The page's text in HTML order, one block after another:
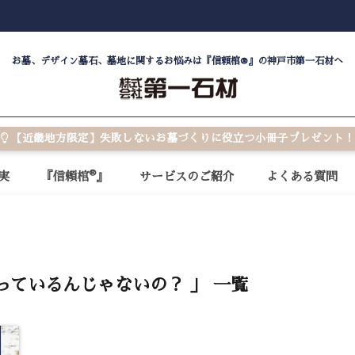
お墓、デザイン墓石、墓地に関するお悩みは『信頼棺®』の神戸市第一石材へ
【近畿地方限定】失敗しないお墓づくりに役立つ小冊子プレゼント！
『信頼棺®』 サービスのご紹介 よくある質問
ているんじゃないの？ 」 一覧